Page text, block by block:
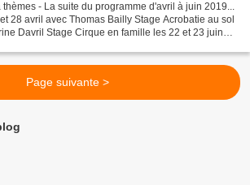
thèmes - La suite du programme d'avril à juin 2019...
28 avril avec Thomas Bailly Stage Acrobatie au sol
Davril Stage Cirque en famille les 22 et 23 juin
Page suivante >